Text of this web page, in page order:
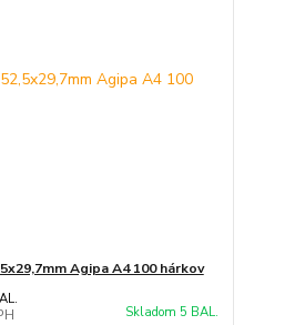
Agipa A4 100 hárkov
Skladom 5 BAL.